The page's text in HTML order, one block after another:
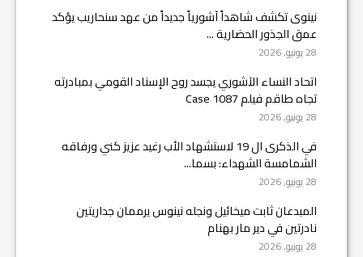
نينوى تكشف شاهداً آشورياً جديداً من عهد سنحاريب يؤكد
عمق الجذور الحضارية ...
28 يونيو, 2026
اتحاد النساء الآشوري يجسد روح الإسناد القومي بمبادرته
تجاه طاقم فيلم Case 1087
28 يونيو, 2026
في الذكرى ال 19 لاستشهاد الأب رغيد عزيز كني ورفاقه
الشمامسة الشهداء: بسما...
28 يونيو, 2026
المبدعان ثابت ميخائيل ونجله نينوس يرممان جداريتين
نادرتين في دير مار بهنام
28 يونيو, 2026